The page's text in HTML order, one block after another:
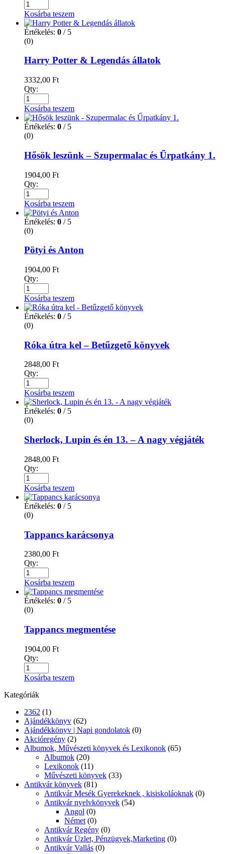
Kosárba teszem
Értékelés: 0 / 5
(0)
Harry Potter & Legendás állatok
3332,00 Ft
Qty:
Kosárba teszem
Értékelés: 0 / 5
(0)
Hősök leszünk – Szupermalac és Űrpatkány 1.
1904,00 Ft
Qty:
Kosárba teszem
Értékelés: 0 / 5
(0)
Pötyi és Anton
1904,00 Ft
Qty:
Kosárba teszem
Értékelés: 0 / 5
(0)
Róka útra kel – Betűzgető könyvek
2848,00 Ft
Qty:
Kosárba teszem
Értékelés: 0 / 5
(0)
Sherlock, Lupin és én 13. – A nagy végjáték
2848,00 Ft
Qty:
Kosárba teszem
Értékelés: 0 / 5
(0)
Tappancs karácsonya
2380,00 Ft
Qty:
Kosárba teszem
Értékelés: 0 / 5
(0)
Tappancs megmentése
1904,00 Ft
Qty:
Kosárba teszem
Kategóriák
2362 (1)
Ajándékkönyv (62)
Ajándékkönyv | Napi gondolatok (0)
Akcióregény (2)
Albumok, Művészeti könyvek és Lexikonok (65)
Albumok (20)
Lexikonok (11)
Művészeti könyvek (33)
Antikvár könyvek (81)
Antikvár Mesék Gyerekeknek , kisiskoláoknak (0)
Antikvár nyelvkönyvek (54)
Angol (0)
Német (0)
Antikvár Regény (0)
Antikvár Üzlet, Pénzügyek,Marketing (0)
Antikvár Vallás (0)